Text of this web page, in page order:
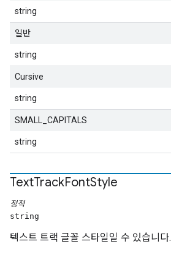
string
일반
string
Cursive
string
SMALL_CAPITALS
string
TextTrackFontStyle
정적
string
텍스트 트랙 글꼴 스타일일 수 있습니다.